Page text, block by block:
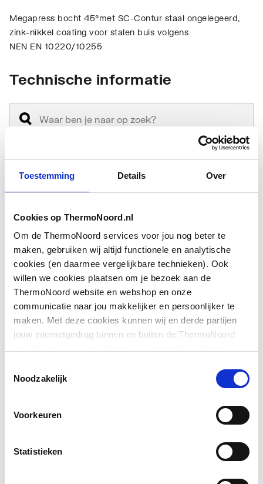
Toestemming Details Over
Cookies op ThermoNoord.nl
Om de ThermoNoord services voor jou nog beter te
maken, gebruiken wij altijd functionele en analytische
cookies (en daarmee vergelijkbare technieken). Ook
willen we cookies plaatsen om je bezoek aan de
ThermoNoord website en webshop en onze
communicatie naar jou makkelijker en persoonlijker te
maken. Met deze cookies kunnen wij en derde partijen
jouw internetgedrag binnen en buiten de ThermoNoord
communicatie aan jouw interesses aan. We slaan je
Noodzakelijk
Voorkeuren
Statistieken
Megapress bocht 45°met SC-Contur staal ongelegeerd,
zink-nikkel coating voor stalen buis volgens
NEN EN 10220/10255
Technische informatie
Aansluiting 1 Persmof
Afgedopt Nee
Bochthoek 45
Contourcode V
Contourcode aansluiting
1
V
2
Toon meer
Downloads